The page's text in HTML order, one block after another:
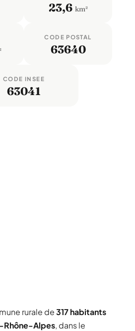
23,6 km²
CODE POSTAL
63640
CODE INSEE
63041
rurale de317 habitants
Rhône-Alpes, dans le